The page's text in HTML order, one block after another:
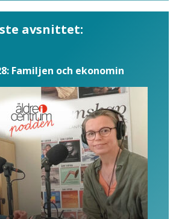
avsnittet:
Familjen och ekonomin